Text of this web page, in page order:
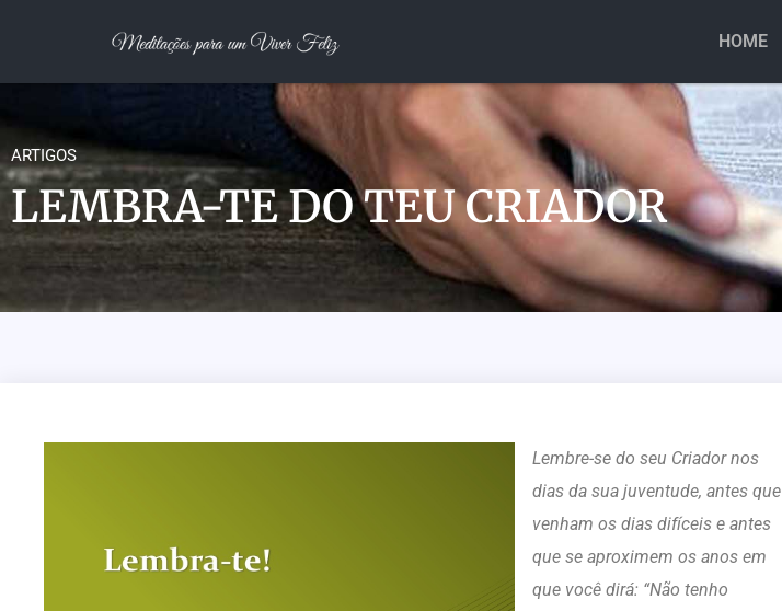
HOME
ARTIGOS
LEMBRA-TE DO TEU CRIADOR
Lembre-se do seu Criador nos
dias da sua juventude, antes que
venham os dias difíceis e antes
que se aproximem os anos em
que você dirá: “Não tenho